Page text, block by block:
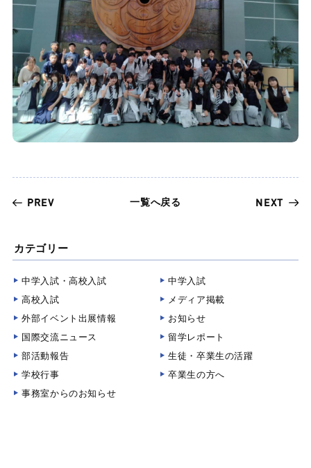
PREV 一覧へ戻る NEXT
カテゴリー
中学入試・高校入試
中学入試
高校入試
メディア掲載
外部イベント出展情報
お知らせ
国際交流ニュース
留学レポート
部活動報告
生徒・卒業生の活躍
学校行事
卒業生の方へ
事務室からのお知らせ